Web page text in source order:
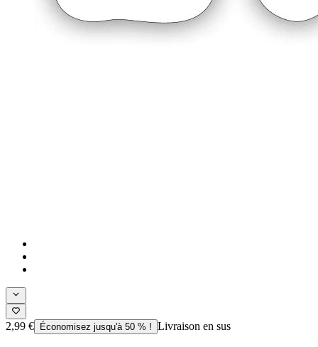
2,99 € Économisez jusqu'à 50 % ! Livraison en sus